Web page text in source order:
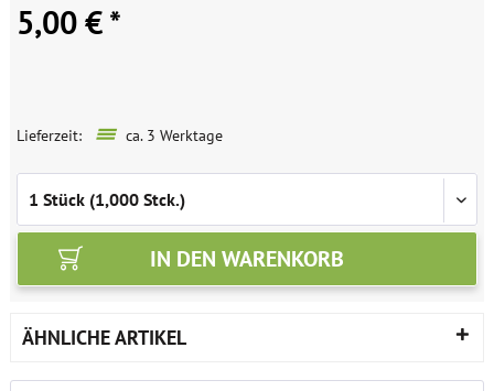
5,00 € *
Lieferzeit: ca. 3 Werktage
IN DEN WARENKORB
ÄHNLICHE ARTIKEL